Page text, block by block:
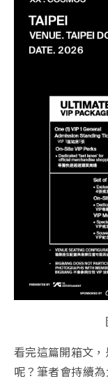
看完這篇開箱文
呢？筆者會持續